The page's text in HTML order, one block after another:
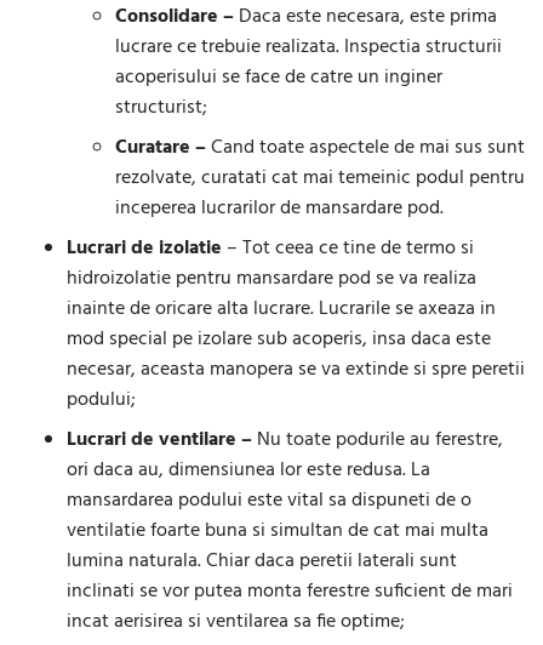
Consolidare –Daca este necesara, este prima
lucrare ce trebuie realizata. Inspectia structurii
acoperisului se face de catre un inginer
structurist;
Curatare –Cand toate aspectele de mai sus sunt
rezolvate, curatati cat mai temeinic podul pentru
inceperea lucrarilor de mansardare pod.
Lucrari de izolatie – Tot ceea ce tine de termo si
hidroizolatie pentru mansardare pod se va realiza
inainte de oricare alta lucrare. Lucrarile se axeaza in
mod special pe izolare sub acoperis, insa daca este
necesar, aceasta manopera se va extinde si spre peretii
podului;
Lucrari de ventilare –Nu toate podurile au ferestre,
ori daca au, dimensiunea lor este redusa. La
mansardarea podului este vital sa dispuneti de o
ventilatie foarte buna si simultan de cat mai multa
lumina naturala. Chiar daca peretii laterali sunt
inclinati se vor putea monta ferestre suficient de mari
incat aerisirea si ventilarea sa fie optime;